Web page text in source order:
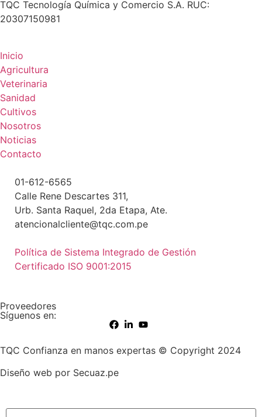
TQC Tecnología Química y Comercio S.A. RUC:
20307150981
Inicio
Agricultura
Veterinaria
Sanidad
Cultivos
Nosotros
Noticias
Contacto
01-612-6565
Calle Rene Descartes 311,
Urb. Santa Raquel, 2da Etapa, Ate.
atencionalcliente@tqc.com.pe
Política de Sistema Integrado de Gestión
Certificado ISO 9001:2015
Proveedores
Síguenos en:
TQC Confianza en manos expertas © Copyright 2024
Diseño web por Secuaz.pe